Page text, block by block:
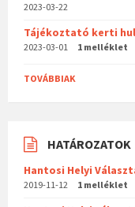
2023-03-22
Tájékoztató kerti
2023-03-01 1 melléklet
TOVÁBBIAK
HATÁROZATOK
Hantosi Helyi
2019-11-12 1 melléklet